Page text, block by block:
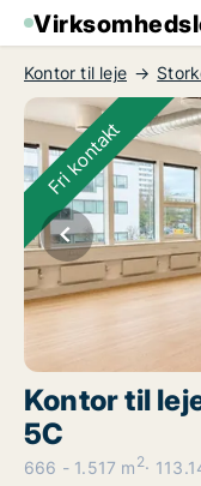
Kontor til leje
Fri kontakt
Kontor til
5C
666 - 1.517 m 2